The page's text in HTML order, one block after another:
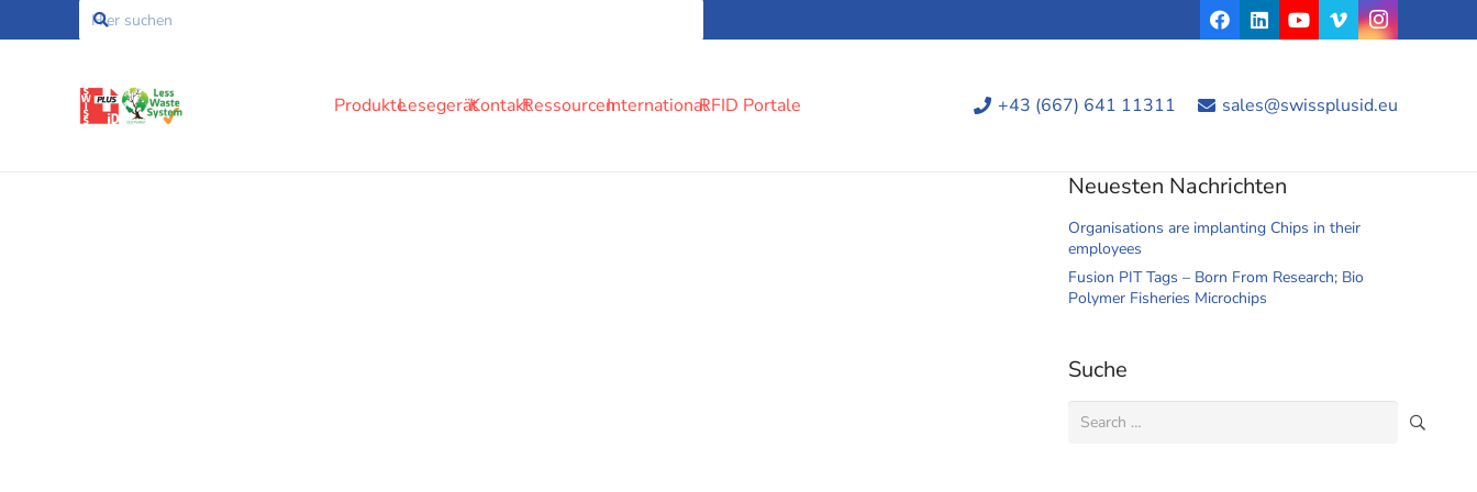
ProdukteLesegerätKontaktRessourcenInternationalRFID Portale +43 (667) 641 11311 sales@swissplusid.eu
Neuesten Nachrichten
Organisations are implanting Chips in their
employees
Fusion PIT Tags – Born From Research; Bio
Polymer Fisheries Microchips
Suche
Search